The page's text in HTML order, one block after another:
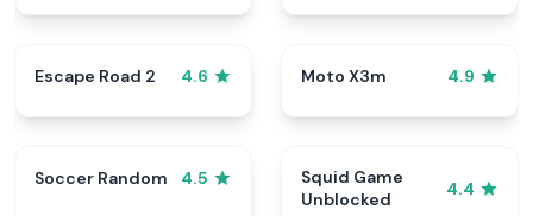
Escape Road 2 4.6 Moto X3m 4.9
Soccer Random 4.5
Squid Game
Unblocked
4.4